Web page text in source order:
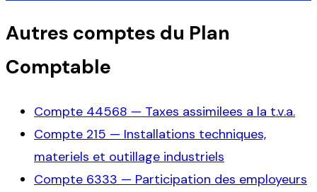
Autres comptes du Plan
Comptable
Compte 44568 — Taxes assimilees a la t.v.a.
Compte 215 — Installations techniques,
materiels et outillage industriels
Compte 6333 — Participation des employeurs